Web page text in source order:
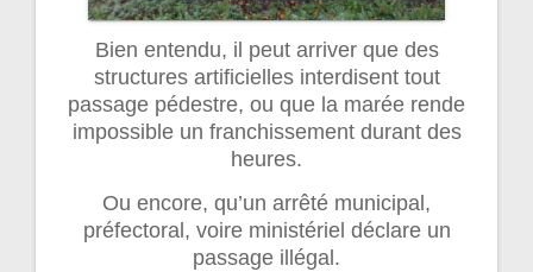
Bien entendu, il peut arriver que des
structures artificielles interdisent tout
passage pédestre, ou que la marée rende
impossible un franchissement durant des
heures.
Ou encore, qu’un arrêté municipal,
préfectoral, voire ministériel déclare un
passage illégal.